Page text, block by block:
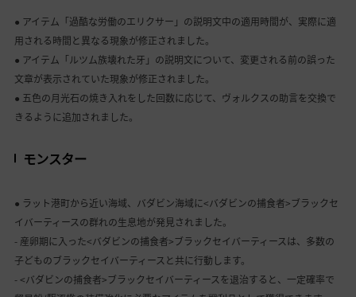
● アイテム「過酷な労働のエリクサー」の説明文中の適用時間が、実際に適
用される時間と異なる現象が修正されました。
● アイテム「ルツム族壊れた牙」の説明文について、変更される前の誤った
文章が表示されていた現象が修正されました。
● 五色の月光石の焼き入れをした回数に応じて、ヴォルクスの助言を交換で
きるように追加されました。
モンスター
● ラット港町から近い海域、バダビン海域に<バダビンの捕食者>ブラックセ
イバーティースの群れの生息地が発見されました。
- 産卵期に入った<バダビンの捕食者>ブラックセイバーティースは、多数の
子どものブラックセイバーティースと共に行動します。
- <バダビンの捕食者>ブラックセイバーティースを退治すると、一定確率で